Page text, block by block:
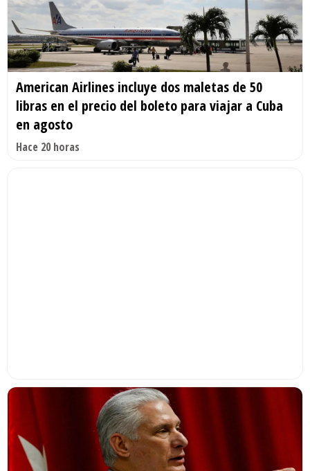
American Airlines incluye dos maletas de 50
libras en el precio del boleto para viajar a Cuba
en agosto
Hace 20 horas